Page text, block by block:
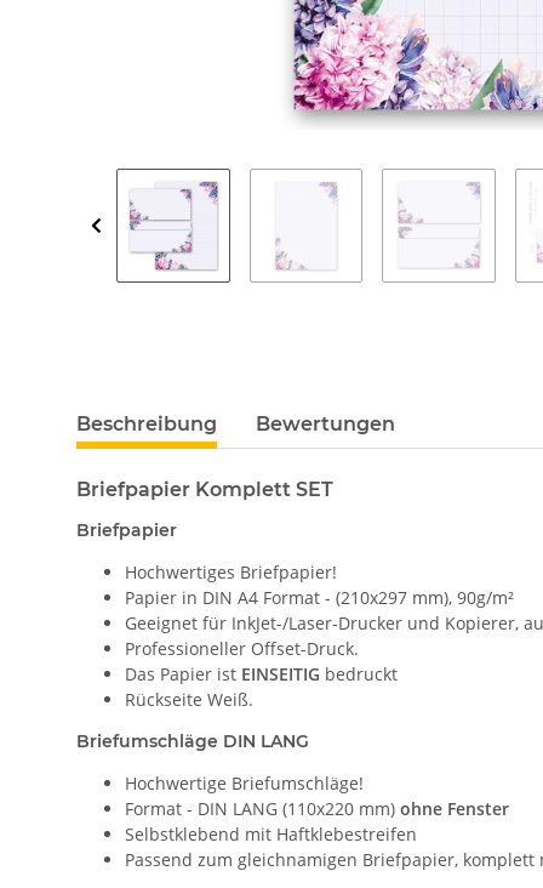
Beschreibung Bewertungen
Briefpapier Komplett SET
Briefpapier
Hochwertiges Briefpapier!
Papier in DIN A4 Format - (210x297 mm), 90g/m²
Geeignet für InkJet-/Laser-Drucker und Kopierer,
Professioneller Offset-Druck.
Das Papier ist EINSEITIG bedruckt
Rückseite Weiß.
Briefumschläge DIN LANG
Hochwertige Briefumschläge!
Format - DIN LANG (110x220 mm) ohne Fenster
Selbstklebend mit Haftklebestreifen
Passend zum gleichnamigen Briefpapier,